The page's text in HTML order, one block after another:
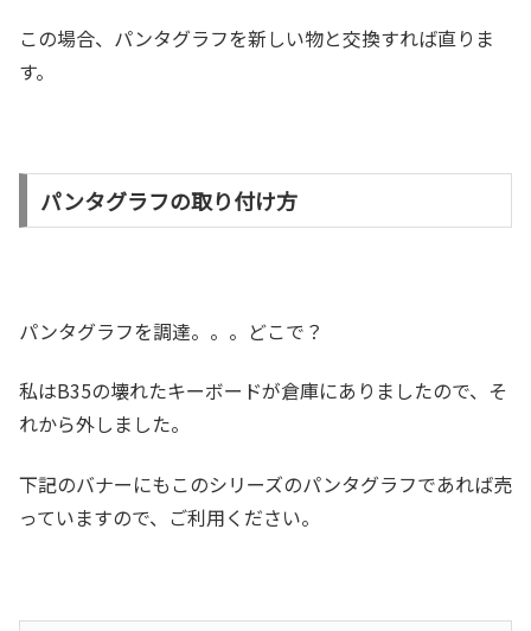
この場合、パンタグラフを新しい物と交換すれば直りま
す。
パンタグラフの取り付け方
パンタグラフを調達。。。どこで？
私はB35の壊れたキーボードが倉庫にありましたので、そ
れから外しました。
下記のバナーにもこのシリーズのパンタグラフであれば売
っていますので、ご利用ください。